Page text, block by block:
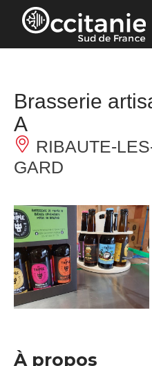
Panneau de gestion des
Brasserie
A
RIBAUTE-
GARD
À propos